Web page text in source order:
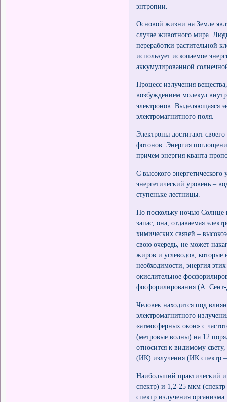
энтропии.
Основой жизни на Земле
случае животного мира.
переработки растительной
использует ископаемое
аккумулированной
Процесс излучения
возбуждением молекул
электронов. Выделяющаяся
электромагнитного поля.
Электроны достигают
фотонов. Энергия
причем энергия кванта
С высокого
энергетический уровень –
ступеньке лестницы.
Но поскольку ночью Солнце
запас, она, отдаваемая
химических связей –
свою очередь, не может
жиров и углеводов, которые
необходимости, энергия
окислительное
фосфорилирования (А.
Человек находится под
электромагнитного
«атмосферных окон» с
(метровые волны) на 12
относится к видимому
(ИК) излучения (ИК спектр
Наибольший практический
спектр) и 1,2-25 мкм
спектр излучения